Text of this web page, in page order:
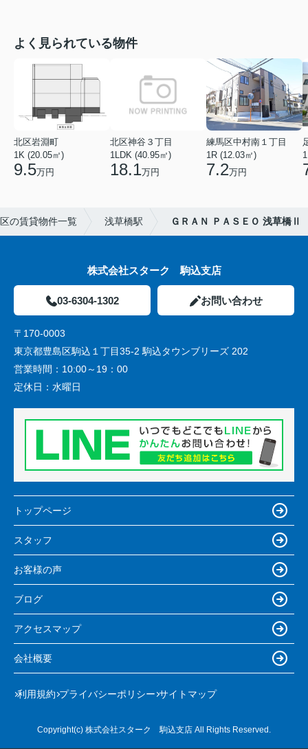
よく見られている物件
北区岩淵町
1K (20.05㎡)
9.5万円
北区神谷３丁目
1LDK (40.95㎡)
18.1万円
練馬区中村南１丁目
1R (12.03㎡)
7.2万円
の賃貸物件一覧 浅草橋駅 ＧＲＡＮ ＰＡＳＥＯ 浅草橋Ⅱ
株式会社スターク 駒込支店
03-6304-1302 お問い合わせ
〒170-0003
東京都豊島区駒込１丁目35-2 駒込タウンブリーズ 202
営業時間： 10:00～19：00
定休日： 水曜日
トップページ
スタッフ
お客様の声
ブログ
アクセスマップ
会社概要
利用規約 プライバシーポリシー サイトマップ
Copyright(c) 株式会社スターク 駒込支店 All Rights Reserved.